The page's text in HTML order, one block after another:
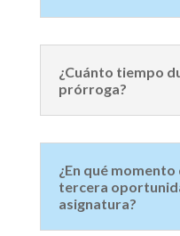
¿Cuánto tiempo
prórroga?
¿En qué
tercera
asignatura?